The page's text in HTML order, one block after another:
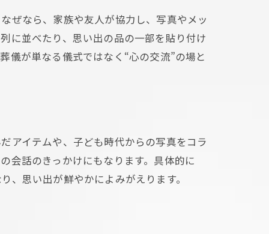
ぜなら、家族や友人が協力し、写真やメッ
に並べたり、思い出の品の一部を貼り付け
儀が単なる儀式ではなく“心の交流”の場と
アイテムや、子ども時代からの写真をコラ
会話のきっかけにもなります。具体的に
思い出が鮮やかによみがえります。